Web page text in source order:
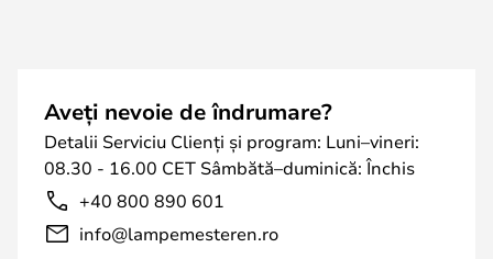
Aveți nevoie de îndrumare?
Detalii Serviciu Clienți și program: Luni–vineri:
08.30 - 16.00 CET Sâmbătă–duminică: Închis
+40 800 890 601
info@lampemesteren.ro